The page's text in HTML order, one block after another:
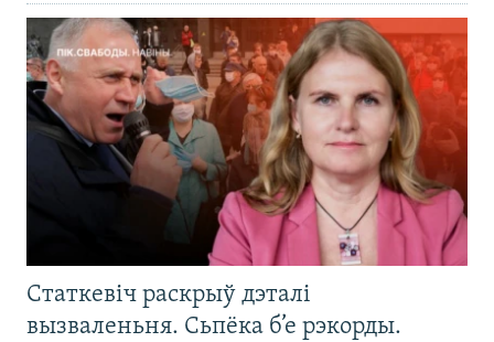
Статкевіч раскрыў дэталі
вызваленьня. Сьпёка б’е рэкорды.